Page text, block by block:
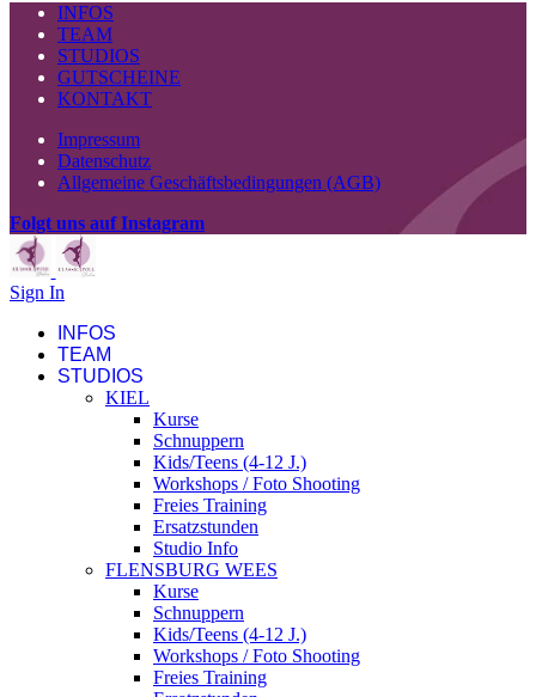
INFOS
TEAM
STUDIOS
GUTSCHEINE
KONTAKT
Impressum
Datenschutz
Allgemeine Geschäftsbedingungen (AGB)
Folgt uns auf Instagram
Sign In
INFOS
TEAM
STUDIOS
KIEL
Kurse
Schnuppern
Kids/Teens (4-12 J.)
Workshops / Foto Shooting
Freies Training
Ersatzstunden
Studio Info
FLENSBURG WEES
Kurse
Schnuppern
Kids/Teens (4-12 J.)
Workshops / Foto Shooting
Freies Training